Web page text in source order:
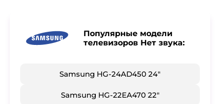
Популярные модели
телевизоров Нет звука:
Samsung HG-24AD450 24"
Samsung HG-22EA470 22"